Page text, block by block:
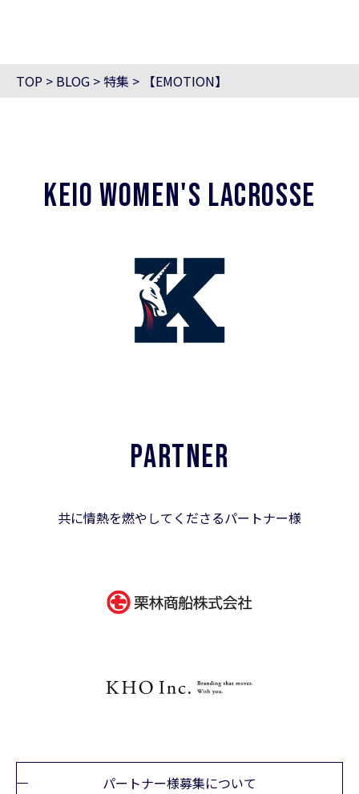
TOP > BLOG > 特集 > 【EMOTION】
KEIO WOMEN'S LACROSSE
PARTNER
共に情熱を燃やしてくださるパートナー様
パートナー様募集について